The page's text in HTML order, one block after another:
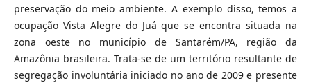
preservação do meio ambiente. A exemplo disso, temos a
ocupação Vista Alegre do Juá que se encontra situada na
zona oeste no município de Santarém/PA, região da
Amazônia brasileira. Trata-se de um território resultante de
segregação involuntária iniciado no ano de 2009 e presente